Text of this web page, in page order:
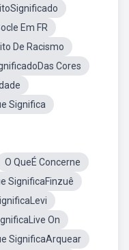
Em FR
De Racismo
Cores
Significa
O QueÉ Concerne
SignificaFinzuê
On
SignificaArquear